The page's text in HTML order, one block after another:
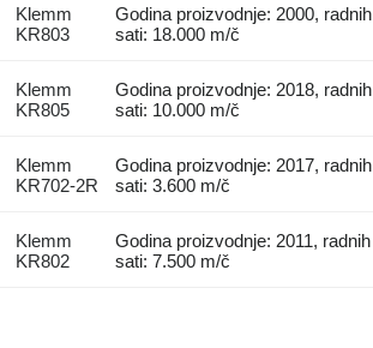
Klemm
KR803
Godina proizvodnje: 2000, radnih
sati: 18.000 m/č
Klemm
KR805
Godina proizvodnje: 2018, radnih
sati: 10.000 m/č
Klemm
KR702-2R
Godina proizvodnje: 2017, radnih
sati: 3.600 m/č
Klemm
KR802
Godina proizvodnje: 2011, radnih
sati: 7.500 m/č